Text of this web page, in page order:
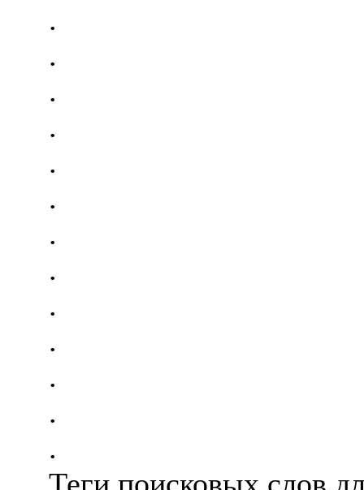
.
.
.
.
.
.
.
.
.
.
.
.
.